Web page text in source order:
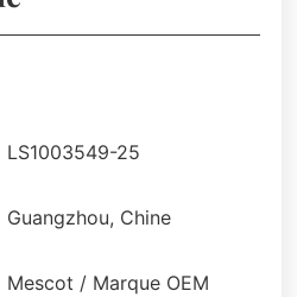
LS1003549-25
Guangzhou, Chine
Mescot / Marque OEM